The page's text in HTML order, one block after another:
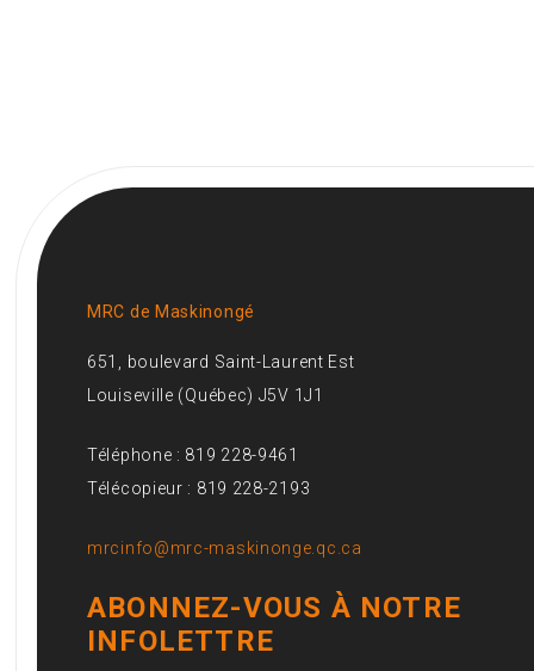
MRC de Maskinongé
651, boulevard Saint-Laurent Est
Louiseville (Québec) J5V 1J1
Téléphone : 819 228-9461
Télécopieur : 819 228-2193
mrcinfo@mrc-maskinonge.qc.ca
ABONNEZ-VOUS À NOTRE
INFOLETTRE